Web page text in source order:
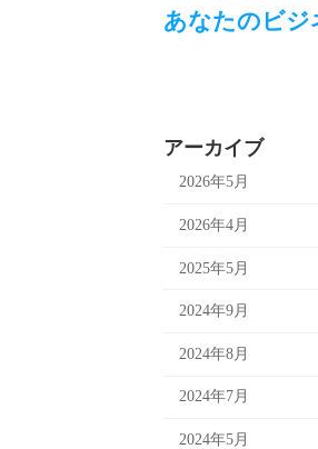
あなたのビジ
アーカイブ
2026年5月
2026年4月
2025年5月
2024年9月
2024年8月
2024年7月
2024年5月